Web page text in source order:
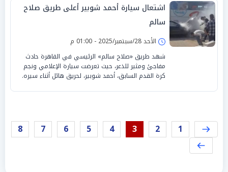
اشتعال سيارة أحمد شوبير أعلى طريق صلاح
سالم
الأحد 28/سبتمبر/2025 - 01:00 م
شهد طريق «صلاح سالم» الرئيسي في القاهرة حادث
مفاجئ ومثير للذعر، حيث تعرضت سيارة الإعلامي ونجم
كرة القدم السابق، أحمد شوبير، لحريق هائل أثناء سيره.
1
2
3
4
5
6
7
8